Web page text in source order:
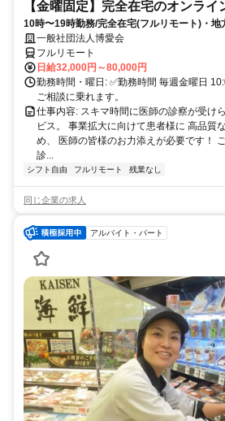
【金曜固定】完全在宅のオンライ
10時〜19時勤務/完全在宅(フルリモート)・地
業務一般社団法人博愛会
フルリモート
日給32,000円～80,000円
勤務時間・曜日: ✅勤務時間 毎週金曜日
ご相談に乗れます。
仕事内容: スキマ時間に医師の診察が受け
ビス。 事業拡大に向けて患者様に 高品質
め、 医師の皆様のお力添えが必要です！
診...
シフト自由 フルリモート 残業なし
同じ企業の求人
アルバイト・パート